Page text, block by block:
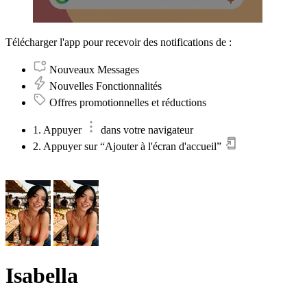
Télécharger l'app pour recevoir des notifications de :
Nouveaux Messages
Nouvelles Fonctionnalités
Offres promotionnelles et réductions
1. Appuyer
dans votre navigateur
2. Appuyer sur “Ajouter à l'écran d'accueil”
Isabella